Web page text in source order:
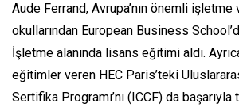
Aude Ferrand, Avrupa’nın önemli işletme
okullarından European Business
İşletme alanında lisans eğitimi aldı.
eğitimler veren HEC Paris’teki
Sertifika Programı’nı (ICCF) da başarıyla